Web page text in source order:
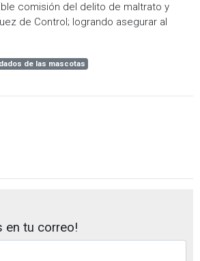
comisión del delito de maltrato y
de Control; logrando asegurar al
de las mascotas
en tu correo!